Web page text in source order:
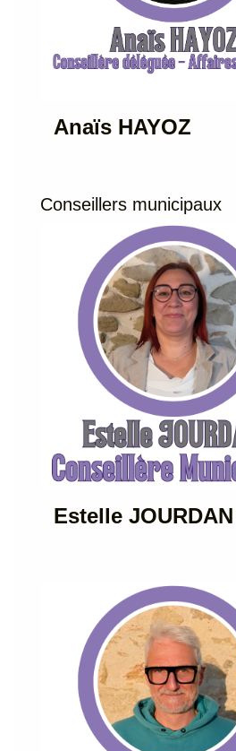
Anaïs HAYOZ
Conseillers municipaux
Estelle JOURDAN